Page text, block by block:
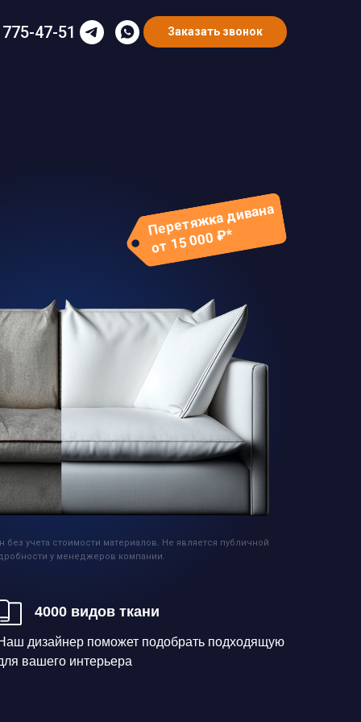
47-51 Заказать звонок
дизайнер поможет подобрать подходящую
вашего интерьера
4000 видов ткани
Перетяжка дивана
от 15 000 ₽*
без учета стоимости материалов. Не является публичной
у менеджеров компании.